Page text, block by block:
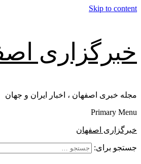
Skip to content
خبرگزاری
مجله خبری اصفهان ، اخبار ایران و جهان
Primary Menu
خبرگزاری اصفهان
جستجو برای: